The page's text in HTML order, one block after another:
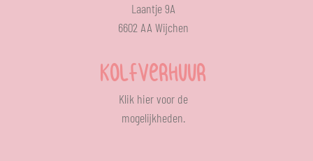
Laantje 9A
6602 AA Wijchen
KOLFVERHUUR
Klik hiervoor de
mogelijkheden.